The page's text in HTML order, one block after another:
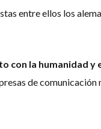
entre ellos los
con la humanidad
de comunicación